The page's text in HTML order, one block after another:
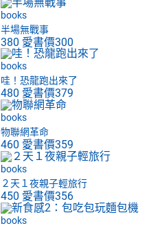
books
半場無戰事
380 愛書價300
books
哇！恐龍跑出來了
480 愛書價379
books
物聯網革命
460 愛書價359
books
２天１夜親子輕旅行
450 愛書價356
books